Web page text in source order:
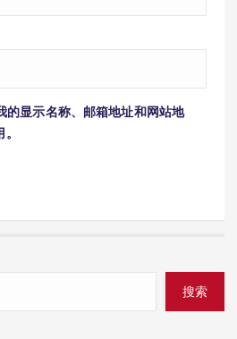
的显示名称、邮箱地址和网站地
搜索